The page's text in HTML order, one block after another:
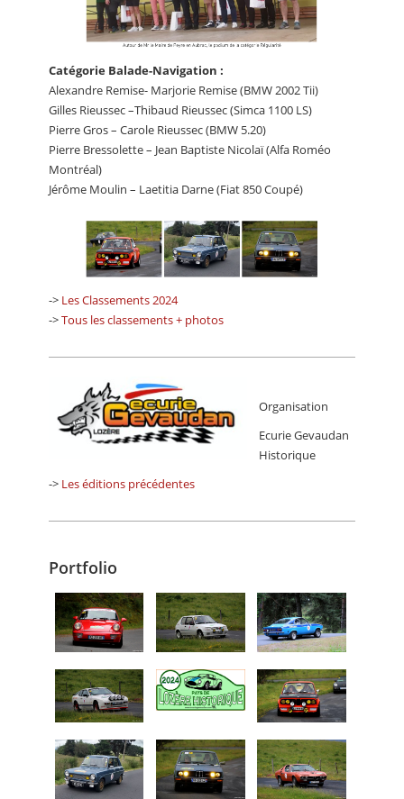
Catégorie Balade-Navigation :
Alexandre Remise- Marjorie Remise (BMW 2002 Tii)
Gilles Rieussec –Thibaud Rieussec (Simca 1100 LS)
Pierre Gros – Carole Rieussec (BMW 5.20)
Pierre Bressolette – Jean Baptiste Nicolaï (Alfa Roméo
Montréal)
Jérôme Moulin – Laetitia Darne (Fiat 850 Coupé)
-> Les Classements 2024
->Tous les classements + photos
Organisation
Ecurie Gevaudan
Historique
-> Les éditions précédentes
Portfolio